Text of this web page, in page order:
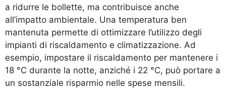
a ridurre le bollette, ma contribuisce anche
all’impatto ambientale. Una temperatura ben
mantenuta permette di ottimizzare l’utilizzo degli
impianti di riscaldamento e climatizzazione. Ad
esempio, impostare il riscaldamento per mantenere i
18 °C durante la notte, anziché i 22 °C, può portare a
un sostanziale risparmio nelle spese mensili.